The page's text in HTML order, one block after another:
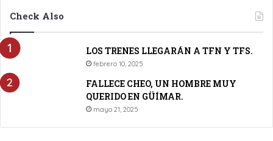
Check Also
LOS TRENES LLEGARÁN A TFN Y TFS.
febrero 10, 2025
FALLECE CHEO, UN HOMBRE MUY
QUERIDO EN GÜÍMAR.
mayo 21, 2025